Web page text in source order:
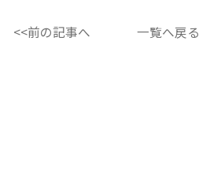
<<前の記事へ 一覧へ戻る